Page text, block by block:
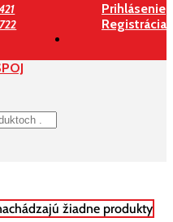
Prihlásenie
Registrácia
žiadne produkty